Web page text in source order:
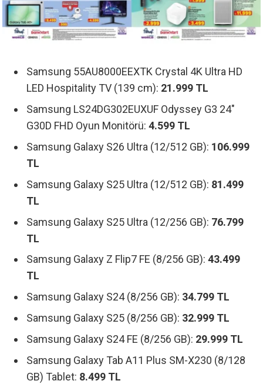
Samsung 55AU8000EEXTK Crystal 4K Ultra HD
LED Hospitality TV (139 cm): 21.999 TL
Samsung LS24DG302EUXUF Odyssey G3 24″
G30D FHD Oyun Monitörü: 4.599 TL
Samsung Galaxy S26 Ultra (12/512 GB): 106.999
TL
Samsung Galaxy S25 Ultra (12/512 GB): 81.499
TL
Samsung Galaxy S25 Ultra (12/256 GB): 76.799
TL
Samsung Galaxy Z Flip7 FE (8/256 GB): 43.499
TL
Samsung Galaxy S24 (8/256 GB): 34.799 TL
Samsung Galaxy S25 (8/256 GB): 32.999 TL
Samsung Galaxy S24 FE (8/256 GB): 29.999 TL
Samsung Galaxy Tab A11 Plus SM-X230 (8/128
GB) Tablet: 8.499 TL